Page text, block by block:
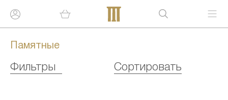
Памятные
Фильтры Сортировать